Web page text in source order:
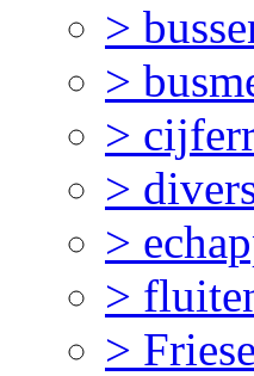
>
>
>
>
>
>
>